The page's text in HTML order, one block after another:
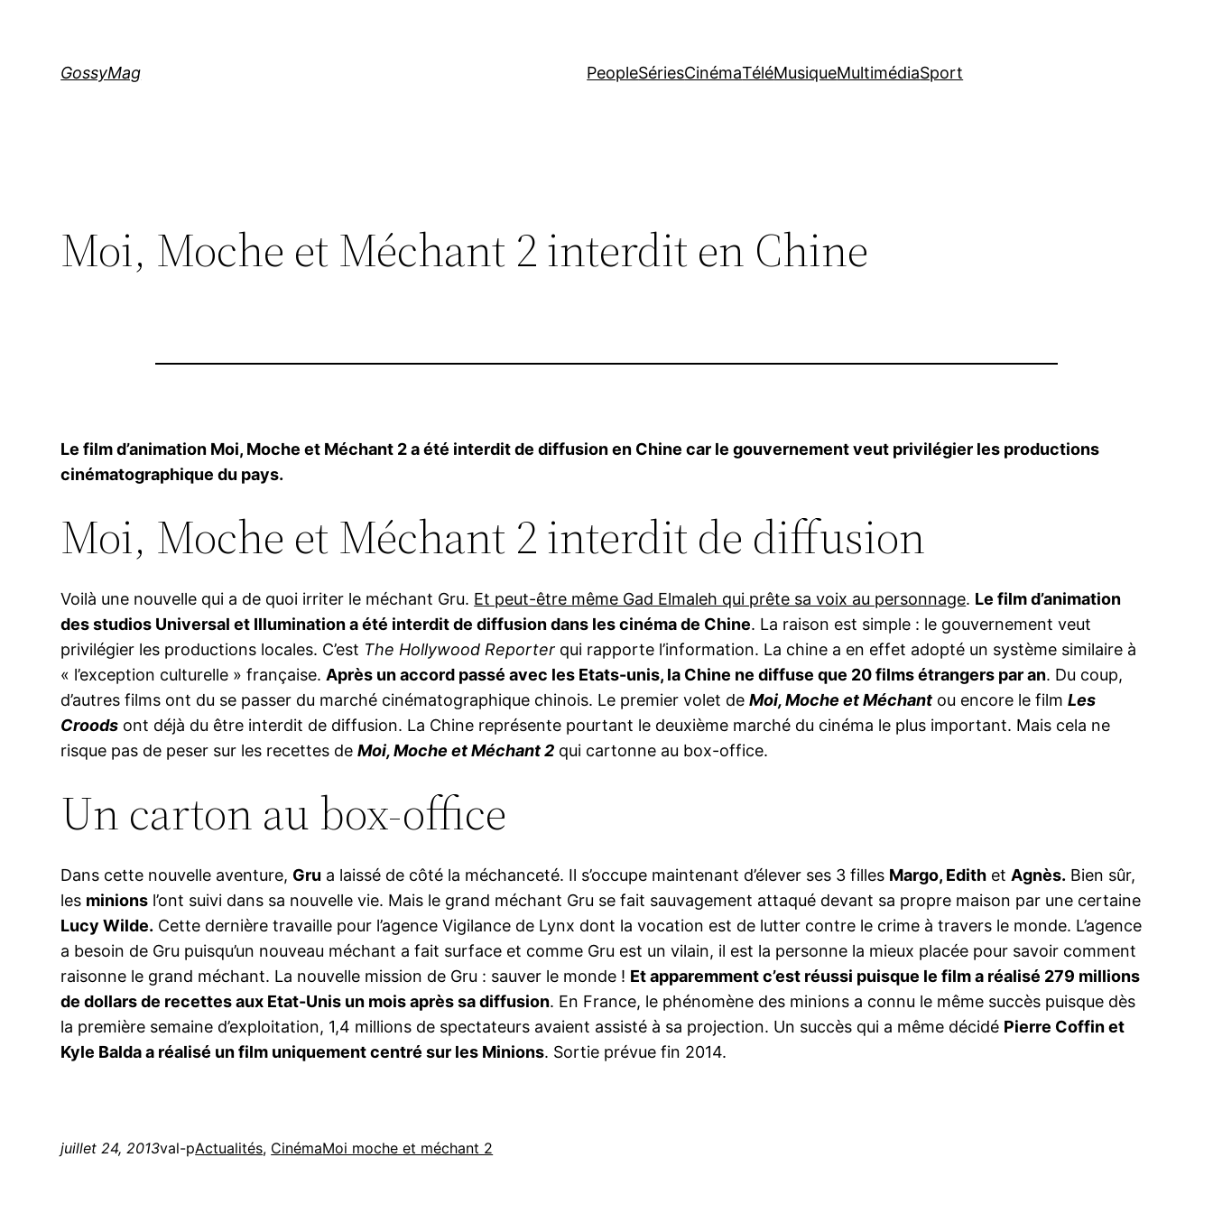
GossyMag PeopleSériesCinémaTéléMusiqueMultimédiaSport
Moi, Moche et Méchant 2 interdit en Chine
Le film d’animation Moi, Moche et Méchant 2 a été interdit de diffusion en Chine car le gouvernement veut privilégier les productions
cinématographique du pays.
Moi, Moche et Méchant 2 interdit de diffusion
Voilà une nouvelle qui a de quoi irriter le méchant Gru. Et peut-être même Gad Elmaleh qui prête sa voix au personnage. Le film d’animation
des studios Universal et Illumination a été interdit de diffusion dans les cinéma de Chine. La raison est simple : le gouvernement veut
privilégier les productions locales. C’est The Hollywood Reporter qui rapporte l’information. La chine a en effet adopté un système similaire à
« l’exception culturelle » française. Après un accord passé avec les Etats-unis, la Chine ne diffuse que 20 films étrangers par an. Du coup,
d’autres films ont du se passer du marché cinématographique chinois. Le premier volet deMoi, Moche et Méchant ou encore le filmLes
Croods ont déjà du être interdit de diffusion. La Chine représente pourtant le deuxième marché du cinéma le plus important. Mais cela ne
risque pas de peser sur les recettes deMoi, Moche et Méchant 2 qui cartonne au box-office.
Un carton au box-office
Dans cette nouvelle aventure, Gru a laissé de côté la méchanceté. Il s’occupe maintenant d’élever ses 3 filles Margo, Edith et Agnès. Bien sûr,
les minions l’ont suivi dans sa nouvelle vie. Mais le grand méchant Gru se fait sauvagement attaqué devant sa propre maison par une certaine
Lucy Wilde. Cette dernière travaille pour l’agence Vigilance de Lynx dont la vocation est de lutter contre le crime à travers le monde. L’agence
a besoin de Gru puisqu’un nouveau méchant a fait surface et comme Gru est un vilain, il est la personne la mieux placée pour savoir comment
raisonne le grand méchant. La nouvelle mission de Gru : sauver le monde ! Et apparemment c’est réussi puisque le film a réalisé 279 millions
de dollars de recettes aux Etat-Unis un mois après sa diffusion. En France, le phénomène des minions a connu le même succès puisque dès
la première semaine d’exploitation, 1,4 millions de spectateurs avaient assisté à sa projection. Un succès qui a même décidé Pierre Coffin et
Kyle Balda a réalisé un film uniquement centré sur les Minions. Sortie prévue fin 2014.
juillet 24, 2013val-pActualités, CinémaMoi moche et méchant 2